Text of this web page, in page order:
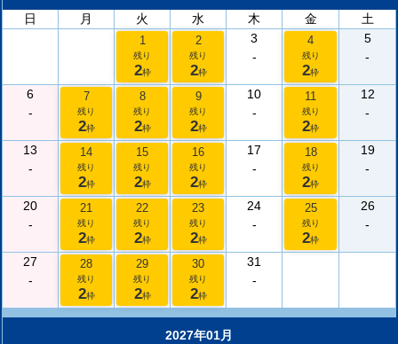
日
月 火 水 木 金 土
1
残り
2枠
2
残り
2枠
3
-
4
残り
2枠
5
-
6
-
7
残り
2枠
8
残り
2枠
9
残り
2枠
10
-
11
残り
2枠
12
-
13
-
14
残り
2枠
15
残り
2枠
16
残り
2枠
17
-
18
残り
2枠
19
-
20
-
21
残り
2枠
22
残り
2枠
23
残り
2枠
24
-
25
残り
2枠
26
-
27
-
28
残り
2枠
29
残り
2枠
30
残り
2枠
31
-
2027年01月